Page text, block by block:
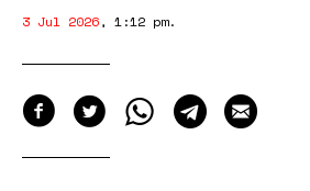
3 Jul 2026, 1:12 pm.